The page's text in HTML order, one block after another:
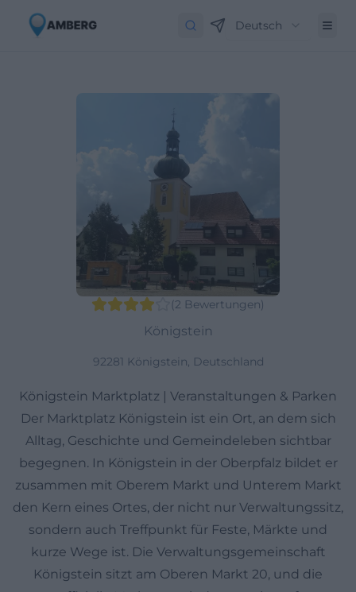
Deutsch
(2 Bewertungen)
Königstein
92281 Königstein, Deutschland
Königstein Marktplatz | Veranstaltungen & Parken
Der Marktplatz Königstein ist ein Ort, an dem sich
Alltag, Geschichte und Gemeindeleben sichtbar
begegnen. In Königstein in der Oberpfalz bildet er
zusammen mit Oberem Markt und Unterem Markt
den Kern eines Ortes, der nicht nur Verwaltungssitz,
sondern auch Treffpunkt für Feste, Märkte und
kurze Wege ist. Die Verwaltungsgemeinschaft
Königstein sitzt am Oberen Markt 20, und die